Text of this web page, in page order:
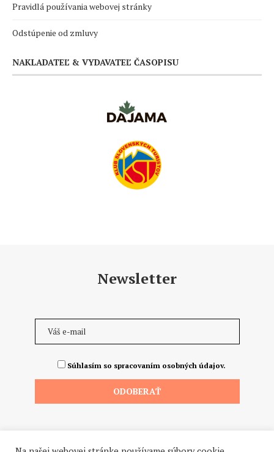
Pravidlá používania webovej stránky
Odstúpenie od zmluvy
NAKLADATEĽ & VYDAVATEĽ ČASOPISU
Newsletter
Súhlasím so spracovaním osobných údajov.